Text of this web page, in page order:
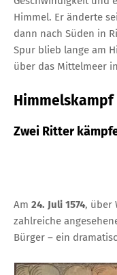
Himmel. Er änderte
dann nach Süden in
Spur blieb lange am
über das Mittelmeer
Himmelskampf
Zwei Ritter
Am 24. Juli 1574, über
zahlreiche
Bürger – ein